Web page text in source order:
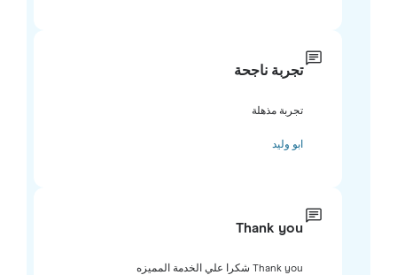
تجربة ناجحة
تجربة مذهلة
Thank you
Thank you شكرا علي الخدمة المميزه